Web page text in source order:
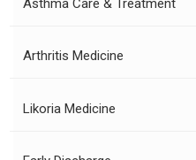
Arthritis Medicine
Likoria Medicine